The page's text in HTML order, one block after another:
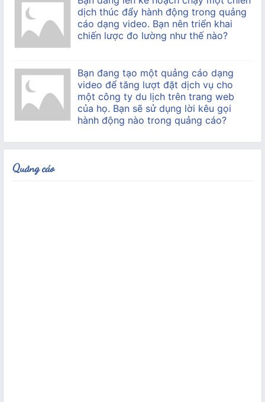
dịch thúc đẩy hành động trong quảng
cáo dạng video. Bạn nên triển khai
chiến lược đo lường như thế nào?
Bạn đang tạo một quảng cáo dạng
video để tăng lượt đặt dịch vụ cho
một công ty du lịch trên trang web
của họ. Bạn sẽ sử dụng lời kêu gọi
hành động nào trong quảng cáo?
Quảng cáo